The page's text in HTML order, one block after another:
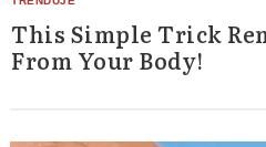
This Simple Trick
From Your Body!